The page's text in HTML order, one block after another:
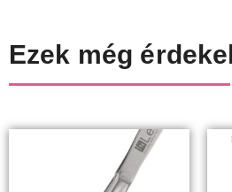
Ezek még